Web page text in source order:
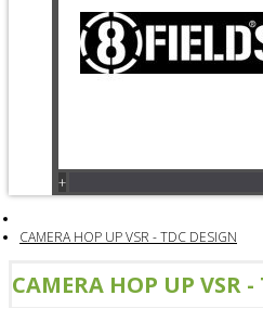
+
CAMERA HOP UP VSR - TDC DESIGN
CAMERA HOP UP VSR -